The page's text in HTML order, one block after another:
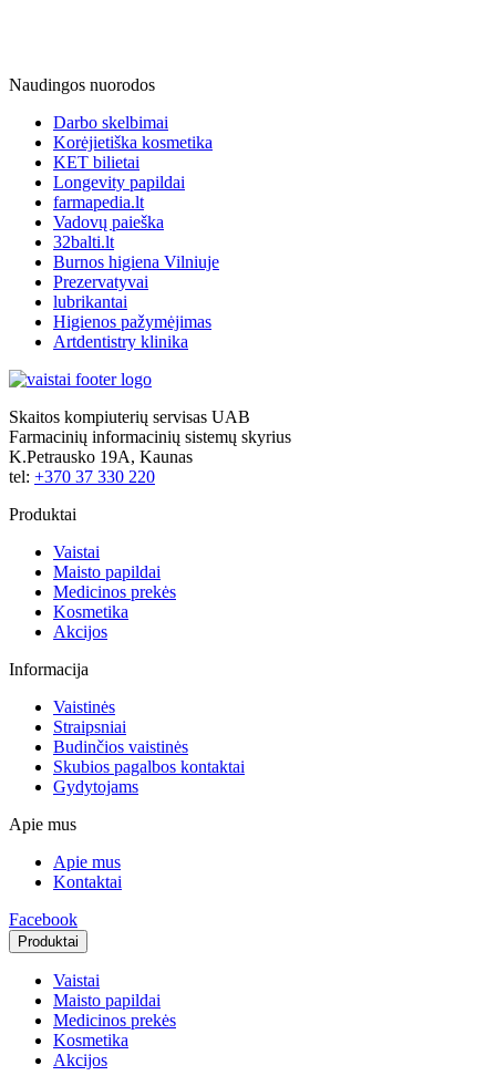
Naudingos nuorodos
Darbo skelbimai
Korėjietiška kosmetika
KET bilietai
Longevity papildai
farmapedia.lt
Vadovų paieška
32balti.lt
Burnos higiena Vilniuje
Prezervatyvai
lubrikantai
Higienos pažymėjimas
Artdentistry klinika
Skaitos kompiuterių servisas UAB
Farmacinių informacinių sistemų skyrius
K.Petrausko 19A, Kaunas
tel: +370 37 330 220
Produktai
Vaistai
Maisto papildai
Medicinos prekės
Kosmetika
Akcijos
Informacija
Vaistinės
Straipsniai
Budinčios vaistinės
Skubios pagalbos kontaktai
Gydytojams
Apie mus
Apie mus
Kontaktai
Facebook
Produktai
Vaistai
Maisto papildai
Medicinos prekės
Kosmetika
Akcijos